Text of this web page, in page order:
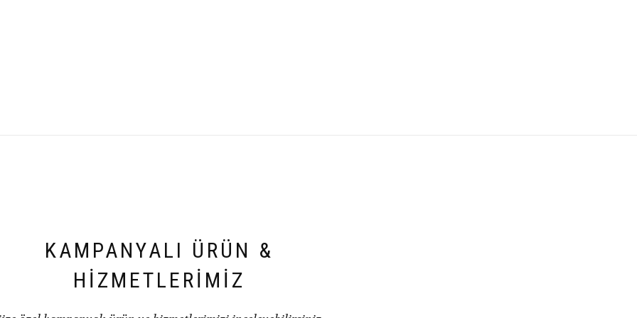
KAMPANYALI ÜRÜN &
HİZMETLERİMİZ